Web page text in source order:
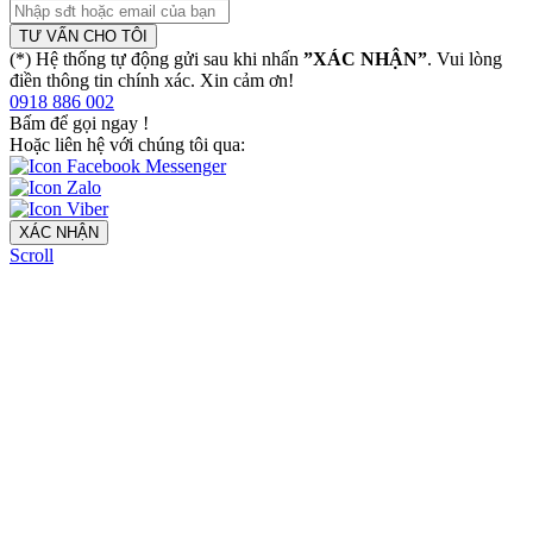
TƯ VẤN CHO TÔI
(*) Hệ thống tự động gửi sau khi nhấn ”XÁC NHẬN”. Vui lòng
điền thông tin chính xác. Xin cảm ơn!
0918 886 002
Bấm để gọi ngay !
Hoặc liên hệ với chúng tôi qua:
XÁC NHẬN
Scroll